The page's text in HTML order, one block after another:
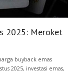
2025: Meroket
buyback emas
2025, investasi emas,